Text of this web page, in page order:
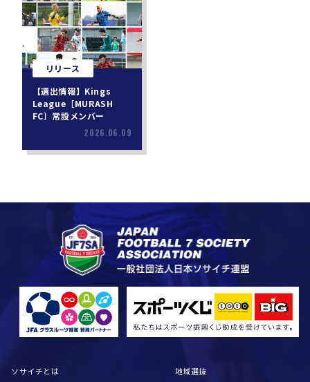
リリース
【選出情報】Kings
League［MURASH
FC］常設メンバー
2026.06.09
ソサイチとは 地域選抜